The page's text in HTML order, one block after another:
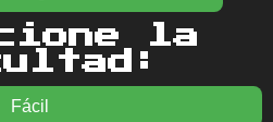
la
Fácil